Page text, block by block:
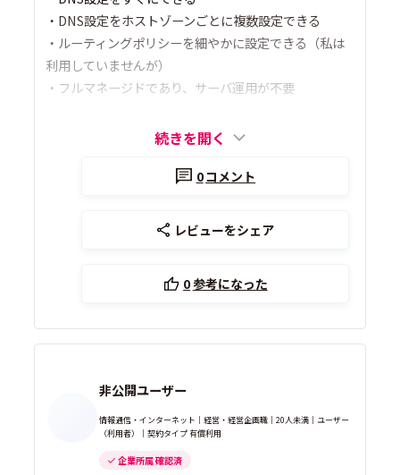
・DNS設定をホストゾーンごとに複数設定できる
・ルーティングポリシーを細やかに設定できる（私は
利用していませんが）
・フルマネージドであり、サーバ運用が不要
続きを開く
0コメント
レビューをシェア
0参考になった
非公開ユーザー
情報通信・インターネット｜経営・経営企画職｜20人未満｜ユーザー
（利用者）｜契約タイプ 有償利用
企業所属 確認済